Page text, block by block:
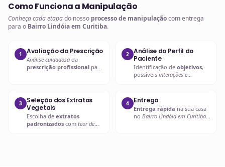
Como Funciona a Manipulação
Conheça cada etapado nosso processo de manipulaçãocom entrega
para o Bairro Lindóia em Curitiba.
1 Avaliação da Prescrição
Análise cuidadosa da
prescrição profissional para
2
Análise do Perfil do
Paciente
Identificação de objetivos,
possíveis interações e
3
Seleção dos Extratos
Vegetais
Escolha de extratos
padronizados com teor de
4 Entrega
Entrega rápida na sua casa
no Bairro Lindóia em Curitiba